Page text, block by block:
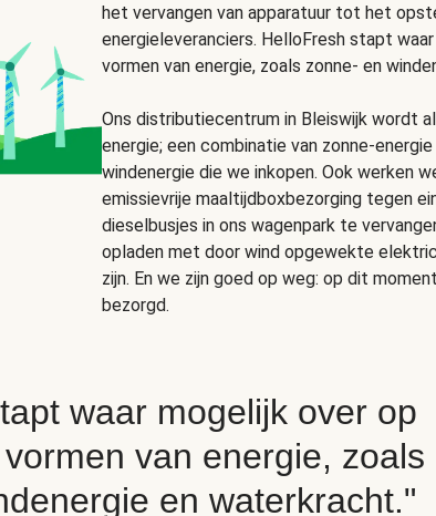
het vervangen van apparatuur tot het
energieleveranciers. HelloFresh stapt
vormen van energie, zoals zonne- en
Ons distributiecentrum in Bleiswijk wordt
energie; een combinatie van zonne-
windenergie die we inkopen. Ook werken
emissievrije maaltijdboxbezorging tegen
dieselbusjes in ons wagenpark te
opladen met door wind opgewekte
zijn. En we zijn goed op weg: op dit
bezorgd.
waar mogelijk over op
van energie, zoals
en waterkracht."